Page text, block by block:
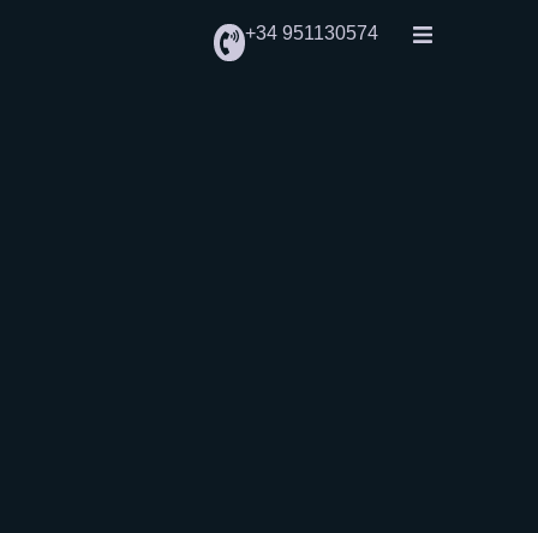
+34 951130574